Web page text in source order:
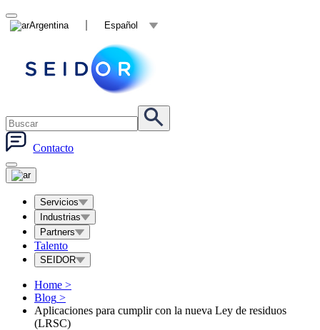
Argentina Español
Contacto
Servicios
Industrias
Partners
Talento
SEIDOR
Home >
Blog >
Aplicaciones para cumplir con la nueva Ley de residuos
(LRSC)